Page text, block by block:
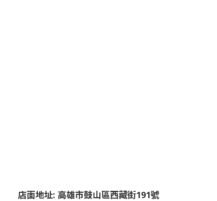
店面地址: 高雄市鼓山區西藏街191號